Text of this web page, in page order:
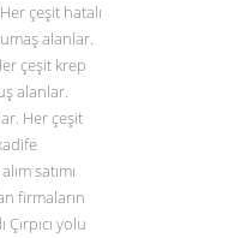
çeşit hatalı
alanlar.
çeşit krep
alanlar.
Her çeşit
satımı
firmaların
yolu